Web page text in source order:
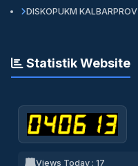
DISKOPUKM KALBARPROV
Statistik Website
Views Today : 17